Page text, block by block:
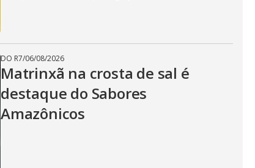
DO R7/06/08/2026
Matrinxã na crosta de sal é
destaque do Sabores
Amazônicos